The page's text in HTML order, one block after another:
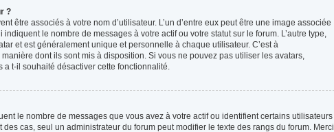
?
être associés à votre nom d’utilisateur. L’un d’entre eux peut être une image associée
le nombre de messages à votre actif ou votre statut sur le forum. L’autre type,
et est généralement unique et personnelle à chaque utilisateur. C’est à
dont ils sont mis à disposition. Si vous ne pouvez pas utiliser les avatars,
t-il souhaité désactiver cette fonctionnalité.
le nombre de messages que vous avez à votre actif ou identifient certains utilisateurs
cas, seul un administrateur du forum peut modifier le texte des rangs du forum. Merci